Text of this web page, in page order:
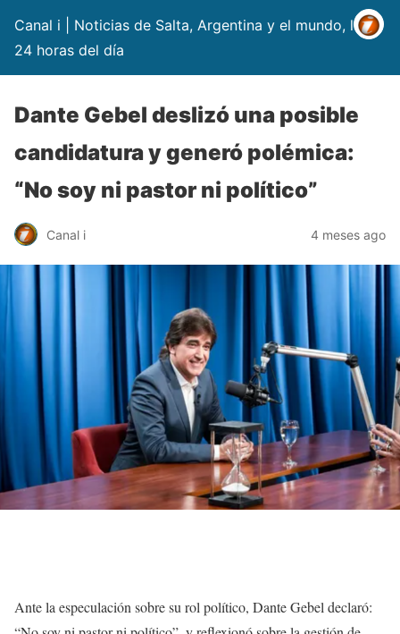
Canal i | Noticias de Salta, Argentina y el mundo, las
24 horas del día
Dante Gebel deslizó una posible
candidatura y generó polémica:
“No soy ni pastor ni político”
Canal i 4 meses ago
Ante la especulación sobre su rol político, Dante Gebel declaró: